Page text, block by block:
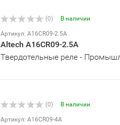
(0) В наличии
Артикул: A16CR09-2.5A
Altech A16CR09-2.5A
Твердотельные реле -
(0) В наличии
Артикул: A16CR09-4A